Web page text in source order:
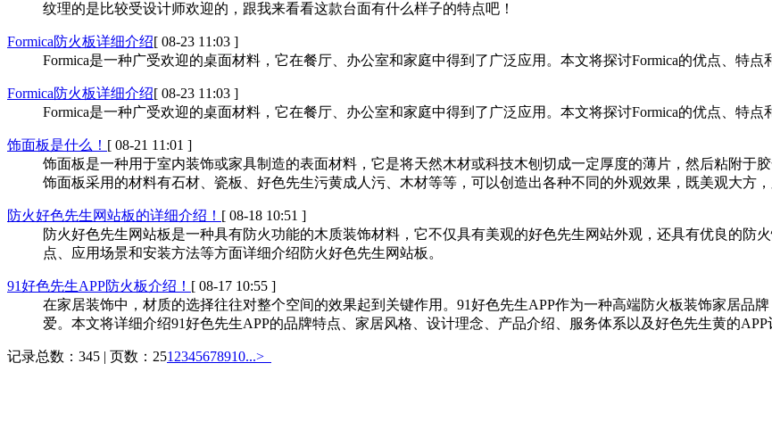
纹理的是比较受设计师欢迎的，跟我来看看这款台面有什么样子的特点吧！
Formica防火板详细介绍[ 08-23 11:03 ]
Formica是一种广受欢迎的桌面材料，它在餐厅、办公室和家庭中得到了广泛应用。本文将探讨Formica的优点、特点和
Formica防火板详细介绍[ 08-23 11:03 ]
Formica是一种广受欢迎的桌面材料，它在餐厅、办公室和家庭中得到了广泛应用。本文将探讨Formica的优点、特点和用途
饰面板是什么！ [ 08-21 11:01 ]
饰面板是一种用于室内装饰或家具制造的表面材料，它是将天然木材或科技木刨切成一定厚度的薄片，然后粘附于胶
饰面板采用的材料有石材、瓷板、好色先生污黄成人污、木材等等，可以创造出各种不同的外观效果，既美观大方，
防火好色先生网站板的详细介绍！ [ 08-18 10:51 ]
防火好色先生网站板是一种具有防火功能的木质装饰材料，它不仅具有美观的好色先生网站外观，还具有优良的防火
点、应用场景和安装方法等方面详细介绍防火好色先生网站板。
91好色先生APP防火板介绍！ [ 08-17 10:55 ]
在家居装饰中，材质的选择往往对整个空间的效果起到关键作用。91好色先生APP作为一种高端防火板装饰家居品牌
爱。本文将详细介绍91好色先生APP的品牌特点、家居风格、设计理念、产品介绍、服务体系以及好色先生黄的APP评
记录总数：345 | 页数：251 2345678910...>